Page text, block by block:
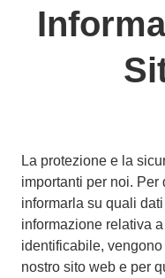
La protezione e la
importanti per noi.
informarla su quali
informazione relativa
identificabile,
nostro sito web e per